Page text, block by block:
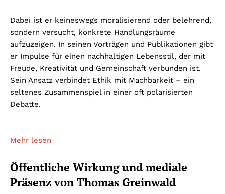
Dabei ist er keineswegs moralisierend oder belehrend,
sondern versucht, konkrete Handlungsräume
aufzuzeigen. In seinen Vorträgen und Publikationen gibt
er Impulse für einen nachhaltigen Lebensstil, der mit
Freude, Kreativität und Gemeinschaft verbunden ist.
Sein Ansatz verbindet Ethik mit Machbarkeit – ein
seltenes Zusammenspiel in einer oft polarisierten
Debatte.
Mehr lesen
Öffentliche Wirkung und mediale
Präsenz von Thomas Greinwald